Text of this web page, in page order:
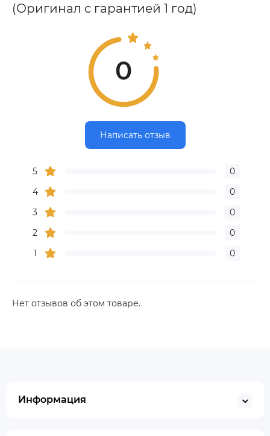
(Оригинал с гарантией 1 год)
0
Написать отзыв
5
0
4
0
3
0
2
0
1
0
Нет отзывов об этом товаре.
Информация